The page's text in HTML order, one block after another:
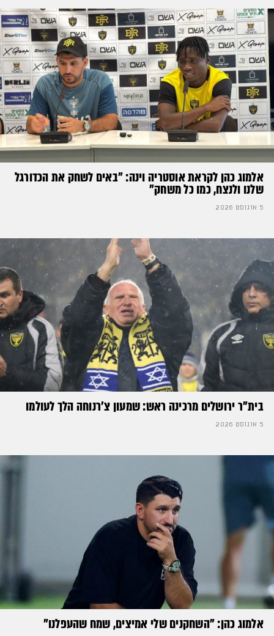
אלמוג כהן לקראת אוסטריה וינה: ״באים לשחק את הכדורגל
שלנו ולנצח, כמו כל משחק״
5 אוגוסט 2026
בית"ר ירושלים מרכינה ראש: שמעון צ'רנוחה הלך לעולמו
5 אוגוסט 2026
אלמוג כהן: "השחקנים שלי אמיצים, שמח שהעפלנו"